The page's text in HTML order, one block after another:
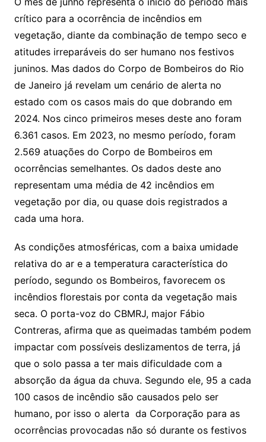
crítico para a ocorrência de incêndios em
vegetação, diante da combinação de tempo seco e
atitudes irreparáveis do ser humano nos festivos
juninos. Mas dados do Corpo de Bombeiros do Rio
de Janeiro já revelam um cenário de alerta no
estado com os casos mais do que dobrando em
2024. Nos cinco primeiros meses deste ano foram
6.361 casos. Em 2023, no mesmo período, foram
2.569 atuações do Corpo de Bombeiros em
ocorrências semelhantes. Os dados deste ano
representam uma média de 42 incêndios em
vegetação por dia, ou quase dois registrados a
cada uma hora.
As condições atmosféricas, com a baixa umidade
relativa do ar e a temperatura característica do
período, segundo os Bombeiros, favorecem os
incêndios florestais por conta da vegetação mais
seca. O porta-voz do CBMRJ, major Fábio
Contreras, afirma que as queimadas também podem
impactar com possíveis deslizamentos de terra, já
que o solo passa a ter mais dificuldade com a
absorção da água da chuva. Segundo ele, 95 a cada
100 casos de incêndio são causados pelo ser
humano, por isso o alerta da Corporação para as
ocorrências provocadas não só durante os festivos